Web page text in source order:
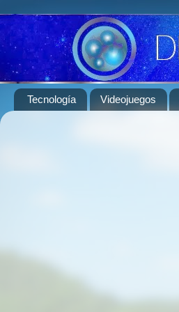
Tecnología Videojuegos